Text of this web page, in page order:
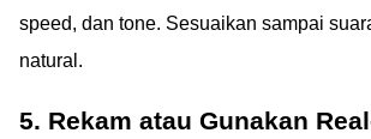
speed, dan tone. Sesuaikan sampai
natural.
5. Rekam atau Gunakan